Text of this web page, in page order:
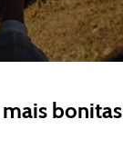
mais bonitas